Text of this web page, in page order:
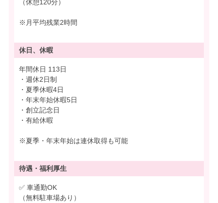
（休憩120分）
※月平均残業2時間
休日、休暇
年間休日 113日
・週休2日制
・夏季休暇4日
・年末年始休暇5日
・創立記念日
・有給休暇
※夏季・年末年始は連休取得も可能
待遇・ 福利厚生
✅ 車通勤OK
（無料駐車場あり）